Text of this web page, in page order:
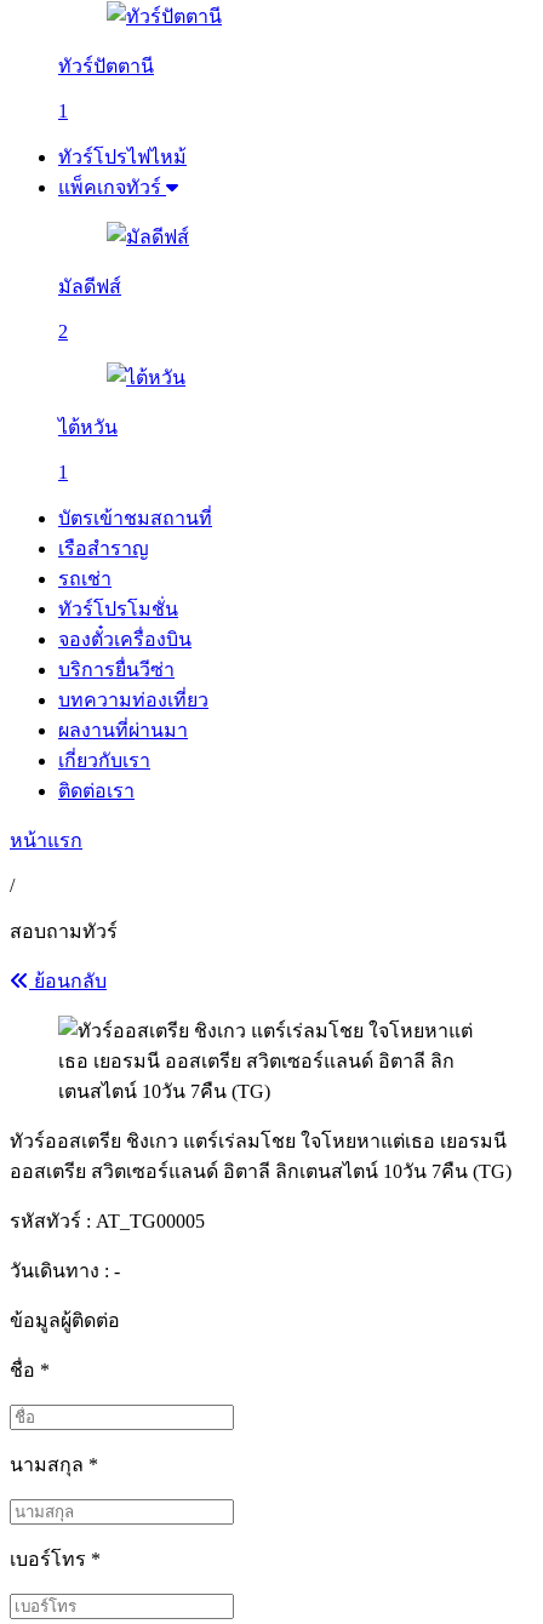
ทัวร์ปัตตานี
1
ทัวร์โปรไฟไหม้
แพ็คเกจทัวร์
มัลดีฟส์
2
ไต้หวัน
1
บัตรเข้าชมสถานที่
เรือสำราญ
รถเช่า
ทัวร์โปรโมชั่น
จองตั๋วเครื่องบิน
บริการยื่นวีซ่า
บทความท่องเที่ยว
ผลงานที่ผ่านมา
เกี่ยวกับเรา
ติดต่อเรา
หน้าแรก
/
สอบถามทัวร์
ย้อนกลับ
ทัวร์ออสเตรีย ชิงเกว แตร์เร่ลมโชย ใจโหยหาแต่เธอ เยอรมนี
ออสเตรีย สวิตเซอร์แลนด์ อิตาลี ลิกเตนสไตน์ 10วัน 7คืน (TG)
รหัสทัวร์ : AT_TG00005
วันเดินทาง : -
ข้อมูลผู้ติดต่อ
ชื่อ *
นามสกุล *
เบอร์โทร *